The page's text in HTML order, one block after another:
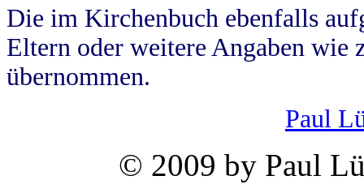
Die im Kirchenbuch ebenfalls
Eltern oder weitere Angaben wie
übernommen.
Paul
© 2009 by Paul